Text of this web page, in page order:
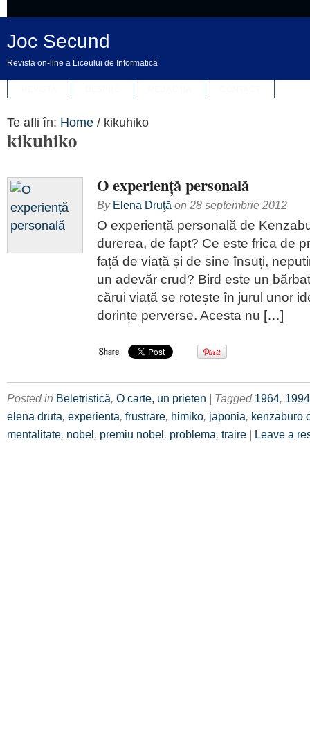
Joc Secund
Revista on-line a Liceului de Informatică
Te afli în: Home / kikuhiko
kikuhiko
O experiență personală
By Elena Druţă on 28 septembrie 2012
O experiență personală de
durerea, de fapt? Ce este frica de
față de viață și de sine însuți,
un adevăr crud? Bird este un
cărui viață se rotește în jurul unor
dorințe perverse. Acesta nu […]
Posted in Beletristică, O carte, un prieten | Tagged 1964, 1994
elena druta, experienta, frustrare, himiko, japonia, kenzaburo
mentalitate, nobel, premiu nobel, problema, traire | Leave a